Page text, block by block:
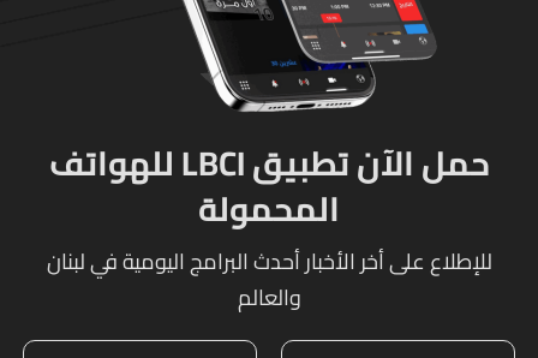
حمل الآن تطبيق LBCI للهواتف
المحمولة
للإطلاع على أخر الأخبار أحدث البرامج اليومية في لبنان
والعالم